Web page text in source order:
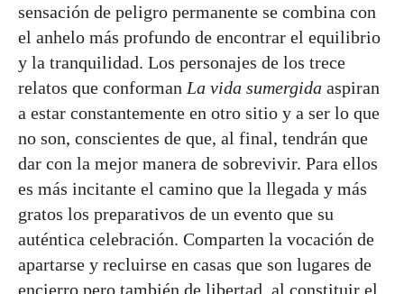
sensación de peligro permanente se combina con
el anhelo más profundo de encontrar el equilibrio
y la tranquilidad. Los personajes de los trece
relatos que conforman La vida sumergida aspiran
a estar constantemente en otro sitio y a ser lo que
no son, conscientes de que, al final, tendrán que
dar con la mejor manera de sobrevivir. Para ellos
es más incitante el camino que la llegada y más
gratos los preparativos de un evento que su
auténtica celebración. Comparten la vocación de
apartarse y recluirse en casas que son lugares de
encierro pero también de libertad, al constituir el